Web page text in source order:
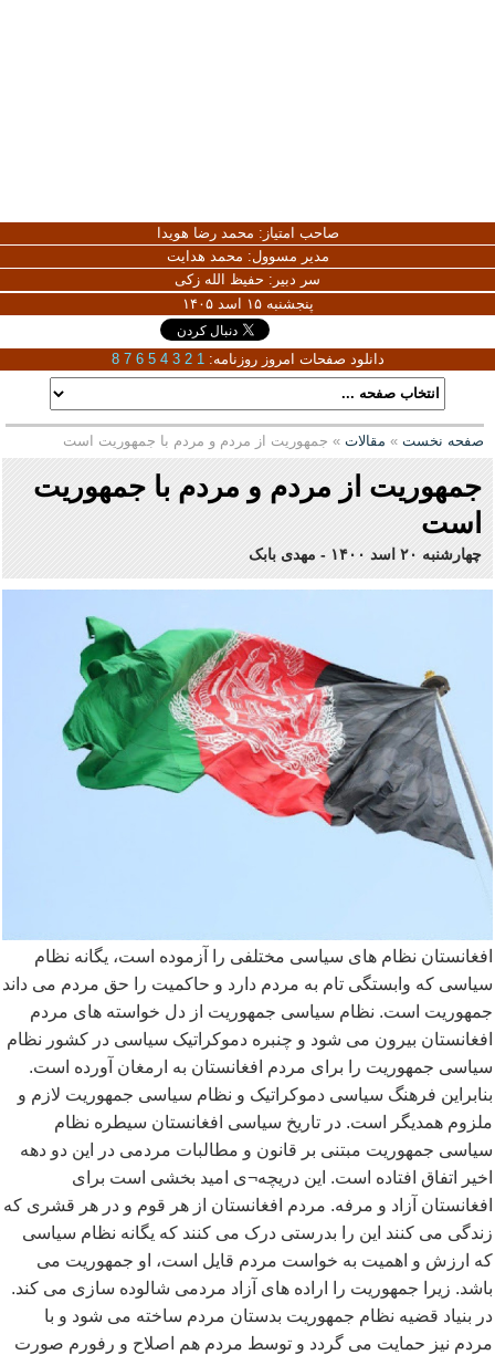
صاحب امتیاز: محمد رضا هویدا
مدیر مسوول: محمد هدایت
سر دبیر: حفیظ الله زکی
پنجشنبه ۱۵ اسد ۱۴۰۵
دانلود صفحات امروز روزنامه: 1
2
3
4
5
6
7
8
صفحه نخست » مقالات » جمهوریت از مردم و مردم با جمهوریت است
جمهوریت از مردم و مردم با جمهوریت
است
چهارشنبه ۲۰ اسد ۱۴۰۰ - مهدی بابک
افغانستان نظام های سیاسی مختلفی را آزموده است، یگانه نظام
سیاسی که وابستگی تام به مردم دارد و حاکمیت را حق مردم می داند
جمهوریت است. نظام سیاسی جمهوریت از دل خواسته های مردم
افغانستان بیرون می شود و چنبره دموکراتیک سیاسی در کشور نظام
سیاسی جمهوریت را برای مردم افغانستان به ارمغان آورده است.
بنابراین فرهنگ سیاسی دموکراتیک و نظام سیاسی جمهوریت لازم و
ملزوم همدیگر است. در تاریخ سیاسی افغانستان سیطره نظام
سیاسی جمهوریت مبتنی بر قانون و مطالبات مردمی در این دو دهه
اخیر اتفاق افتاده است. این دریچه¬ی امید بخشی است برای
افغانستان آزاد و مرفه. مردم افغانستان از هر قوم و در هر قشری که
زندگی می کنند این را بدرستی درک می کنند که یگانه نظام سیاسی
که ارزش و اهمیت به خواست مردم قایل است، او جمهوریت می
باشد. زیرا جمهوریت را اراده های آزاد مردمی شالوده سازی می کند.
در بنیاد قضیه نظام جمهوریت بدستان مردم ساخته می شود و با
مردم نیز حمایت می گردد و توسط مردم هم اصلاح و رفورم صورت